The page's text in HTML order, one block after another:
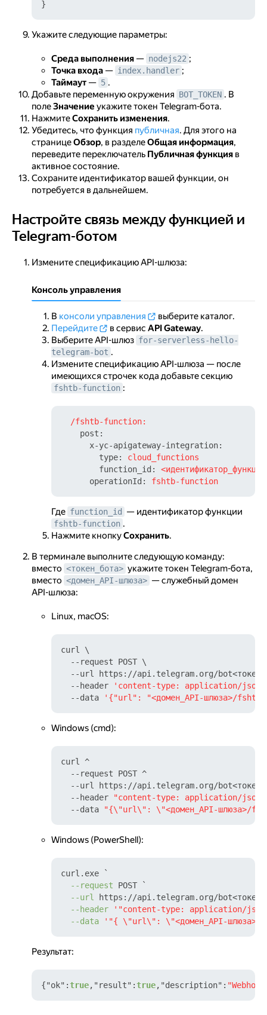
}
Укажите следующие параметры:
Среда выполнения— nodejs22 ;
Точка входа— index.handler ;
Таймаут— 5 .
Добавьте переменную окружения BOT_TOKEN . В
полеЗначение укажите токен Telegram-бота.
НажмитеСохранить изменения.
Убедитесь, что функция публичная. Для этого на
страницеОбзор, в разделеОбщая информация,
переведите переключатель Публичная функция в
активное состояние.
Сохраните идентификатор вашей функции, он
потребуется в дальнейшем.
Настройте связь между функцией и Telegram-ботом
Настройте связь между функцией и
Telegram-ботом
Измените спецификацию API-шлюза:
Консоль управления
В консоли управления
выберите каталог.
Перейдите
в сервис API Gateway.
Выберите API-шлюз for-serverless-hello-
telegram-bot .
Измените спецификацию API-шлюза — после
имеющихся строчек кода добавьте секцию
fshtb-function :
/fshtb-function:
post:
x-yc-apigateway-integration:
type:
cloud_functions
function_id:
operationId:
fshtb-function
Где function_id — идентификатор функции
fshtb-function .
Нажмите кнопкуСохранить.
В терминале выполните следующую команду:
вместо <токен_бота> укажите токен Telegram-бота,
вместо <домен_API-шлюза> — служебный домен
API-шлюза:
Linux, macOS:
curl \
  --request POST \
--url https://api.telegram.org/
  --header
'content-type: application/json'
  --data
'{"url": "<домен_API-шлюза>/
Windows (cmd):
curl ^
  --request POST ^
--url https://api.telegram.org/
  --header
"content-type: application/json"
  --data
"{\"url\": \"<домен_API-шлюза>/
Windows (PowerShell):
curl.exe `
--request POST `
--url
https://api.telegram.org/
--header
'"content-type: application/
--data
'"{ \"url\": \"<домен_API-
Результат:
{"ok" :true, "result" :true, "description" :